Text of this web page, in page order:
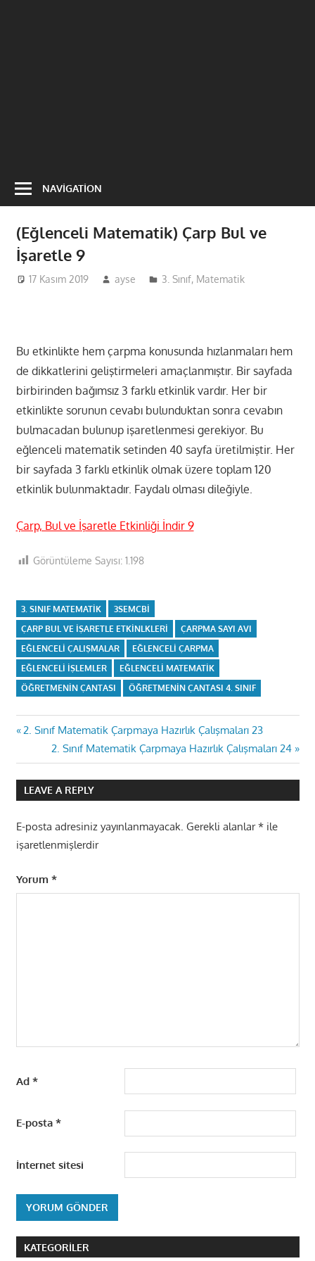
NAVIGATION
(Eğlenceli Matematik) Çarp Bul ve
İşaretle 9
17 Kasım 2019 ayse 3. Sınıf, Matematik
Bu etkinlikte hem çarpma konusunda hızlanmaları hem
de dikkatlerini geliştirmeleri amaçlanmıştır. Bir sayfada
birbirinden bağımsız 3 farklı etkinlik vardır. Her bir
etkinlikte sorunun cevabı bulunduktan sonra cevabın
bulmacadan bulunup işaretlenmesi gerekiyor. Bu
eğlenceli matematik setinden 40 sayfa üretilmiştir. Her
bir sayfada 3 farklı etkinlik olmak üzere toplam 120
etkinlik bulunmaktadır. Faydalı olması dileğiyle.
Çarp, Bul ve İşaretle Etkinliği İndir 9
Görüntüleme Sayısı: 1.198
3. SINIF MATEMATIK
3SEMCBI
ÇARP BUL VE IŞARETLE ETKINLKLERI
ÇARPMA SAYI AVI
EĞLENCELI ÇALIŞMALAR
EĞLENCELI ÇARPMA
EĞLENCELI IŞLEMLER
EĞLENCELI MATEMATIK
ÖĞRETMENIN ÇANTASI
ÖĞRETMENIN ÇANTASI 4. SINIF
Yazı
gezinmesi
Previous
2. Sınıf Matematik Çarpmaya Hazırlık Çalışmaları 23
Next
Post:
2. Sınıf Matematik Çarpmaya Hazırlık Çalışmaları 24
LEAVE A REPLY
E-posta adresiniz yayınlanmayacak. Gerekli alanlar*ile
işaretlenmişlerdir
Yorum *
Ad *
E-posta *
İnternet sitesi
KATEGORILER